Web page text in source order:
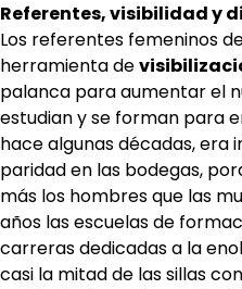
Referentes, visibilidad y
Los referentes femeninos
herramienta de
palanca para aumentar el
estudian y se forman para
hace algunas décadas, era
paridad en las bodegas,
más los hombres que las
años las escuelas de
carreras dedicadas a la
casi la mitad de las sillas